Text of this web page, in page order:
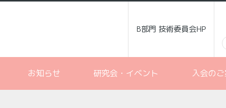
B部門 技術委員会HP
お知らせ 研究会・イベント 入会の